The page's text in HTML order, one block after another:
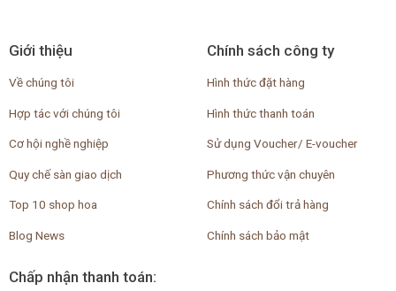
Giới thiệu
Về chúng tôi
Hợp tác với chúng tôi
Cơ hội nghề nghiệp
Quy chế sàn giao dịch
Top 10 shop hoa
Blog News
Chính sách công ty
Hình thức đặt hàng
Hình thức thanh toán
Sử dụng Voucher/ E-voucher
Phương thức vận chuyên
Chính sách đổi trả hàng
Chính sách bảo mật
Chấp nhận thanh toán: